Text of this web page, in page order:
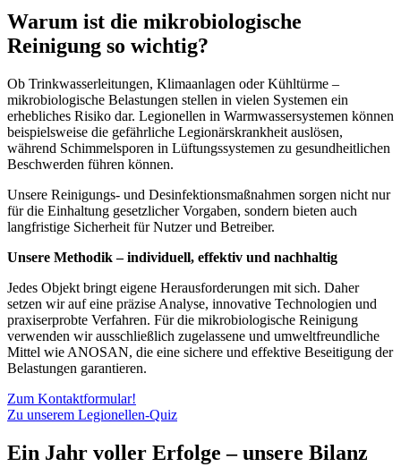
Warum ist die mikrobiologische
Reinigung so wichtig?
Ob Trinkwasserleitungen, Klimaanlagen oder Kühltürme –
mikrobiologische Belastungen stellen in vielen Systemen ein
erhebliches Risiko dar. Legionellen in Warmwassersystemen können
beispielsweise die gefährliche Legionärskrankheit auslösen,
während Schimmelsporen in Lüftungssystemen zu gesundheitlichen
Beschwerden führen können.
Unsere Reinigungs- und Desinfektionsmaßnahmen sorgen nicht nur
für die Einhaltung gesetzlicher Vorgaben, sondern bieten auch
langfristige Sicherheit für Nutzer und Betreiber.
Unsere Methodik – individuell, effektiv und nachhaltig
Jedes Objekt bringt eigene Herausforderungen mit sich. Daher
setzen wir auf eine präzise Analyse, innovative Technologien und
praxiserprobte Verfahren. Für die mikrobiologische Reinigung
verwenden wir ausschließlich zugelassene und umweltfreundliche
Mittel wie ANOSAN, die eine sichere und effektive Beseitigung der
Belastungen garantieren.
Zum Kontaktformular!
Zu unserem Legionellen-Quiz
Ein Jahr voller Erfolge – unsere Bilanz